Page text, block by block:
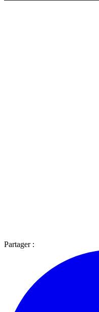
Partager :